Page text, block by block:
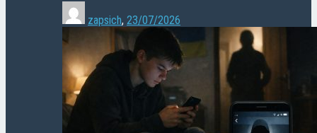
zapsich, 23/07/2026